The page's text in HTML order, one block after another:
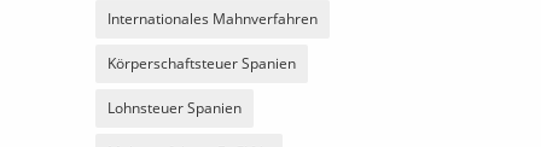
Internationales Mahnverfahren
Körperschaftsteuer Spanien
Lohnsteuer Spanien